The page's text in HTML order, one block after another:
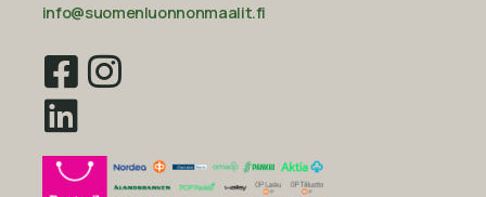
info@suomenluonnonmaalit.fi